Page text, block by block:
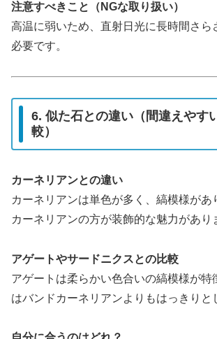
注意すべきこと（NGな取り扱い）
高温に弱いため、直射日光に長時間さら
必要です。
6. 似た石との違い（間違えやす
較）
カーネリアンとの違い
カーネリアンは単色が多く、縞模様があ
カーネリアンの方が装飾的な魅力があり
アゲートやサードニクスとの比較
アゲートは柔らかい色合いの縞模様が特
はバンドカーネリアンよりもはっきりと